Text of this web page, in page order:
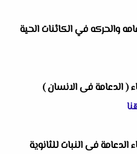
والحركه في الكائنات الحية
( الدعامة فى الانسان )
فى النبات للثانوية